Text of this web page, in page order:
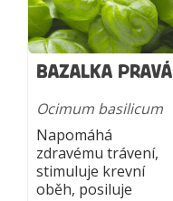
BAZALKA PRAVÁ
Ocimum basilicum
Napomáhá
zdravému trávení,
stimuluje krevní
oběh, posiluje